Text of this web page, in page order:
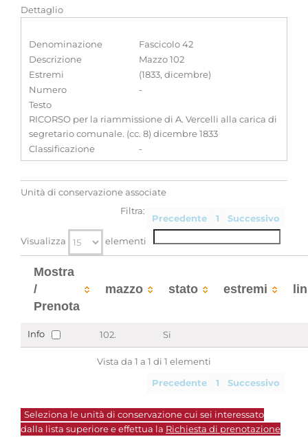
Dettaglio
Denominazione
Fascicolo 42
Descrizione
Mazzo 102
Estremi
(1833, dicembre)
Numero
-
Testo
RICORSO per la riammissione di A. Vercelli alla carica di
segretario comunale. (cc. 8) dicembre 1833
Classificazione
-
Unità di conservazione associate
Precedente 1 Successivo
Visualizza elementi
Filtra:
Mostra
/
Prenota
mazzo stato estremi
Info 102. Si
Vista da 1 a 1 di 1 elementi
Precedente 1 Successivo
Seleziona le unità di conservazione cui sei interessato
dalla lista superiore e effettua la Richiesta di prenotazione